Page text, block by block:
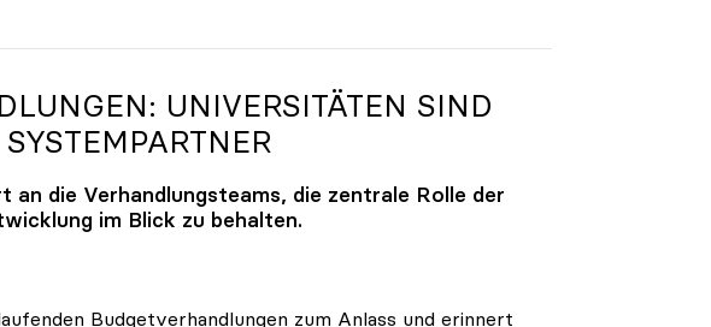
UNIVERSITÄTEN SIND
die Verhandlungsteams, die zentrale Rolle der
im Blick zu behalten.
Budgetverhandlungen zum Anlass und erinnert